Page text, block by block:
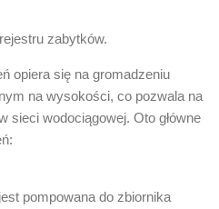
zabytków.
opiera się na gromadzeniu
na wysokości, co pozwala na
sieci wodociągowej. Oto główne
pompowana do zbiornika